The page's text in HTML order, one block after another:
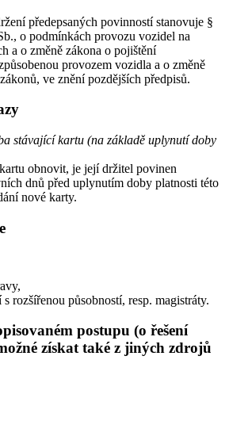
předepsaných povinností stanovuje §
o podmínkách provozu vozidel na
a o změně zákona o pojištění
provozem vozidla a o změně
ve znění pozdějších předpisů.
stávající kartu (na základě uplynutí doby
obnovit, je její držitel povinen
dnů před uplynutím doby platnosti této
nové karty.
rozšířenou působností, resp. magistráty.
postupu (o řešení
získat také z jiných zdrojů